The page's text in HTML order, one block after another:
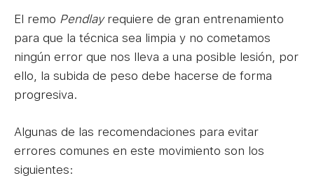
El remo Pendlay requiere de gran entrenamiento
para que la técnica sea limpia y no cometamos
ningún error que nos lleva a una posible lesión, por
ello, la subida de peso debe hacerse de forma
progresiva.
Algunas de las recomendaciones para evitar
errores comunes en este movimiento son los
siguientes: